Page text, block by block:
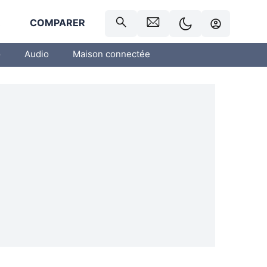
COMPARER
Audio Maison connectée